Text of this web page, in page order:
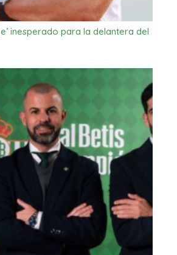
inesperado para la delantera del